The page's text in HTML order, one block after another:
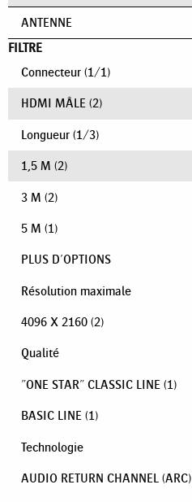
ANTENNE
FILTRE
Connecteur (1/1)
HDMI MÂLE (2)
Longueur (1/3)
1,5 M (2)
3 M (2)
5 M (1)
PLUS D'OPTIONS
Résolution maximale
4096 X 2160 (2)
Qualité
"ONE STAR" CLASSIC LINE (1)
BASIC LINE (1)
Technologie
AUDIO RETURN CHANNEL (ARC)